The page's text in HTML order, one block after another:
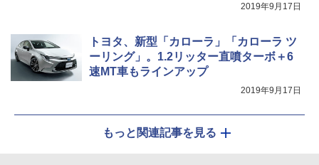
2019年9月17日
トヨタ、新型「カローラ」「カローラ ツ
ーリング」。1.2リッター直噴ターボ＋6
速MT車もラインアップ
2019年9月17日
もっと関連記事を見る